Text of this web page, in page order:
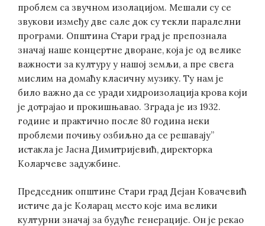
проблем са звучном изолацијом. Мешали су се
звукови између две сале док су текли паралелни
програми. Општина Стари град је препознала
значај наше концертне дворане, која је од велике
важности за културу у нашој земљи, а пре свега
мислим на домаћу класичну музику. Ту нам је
било важно да се уради хидроизолација крова који
је дотрајао и прокишњавао. Зграда је из 1932.
године и практично после 80 година неки
проблеми почињу озбиљно да се решавају”
истакла је Јасна Димитријевић, директорка
Коларчеве задужбине.
Председник општине Стари град Дејан Ковачевић
истиче да је Коларац место које има велики
културни значај за будуће генерације. Он је рекао